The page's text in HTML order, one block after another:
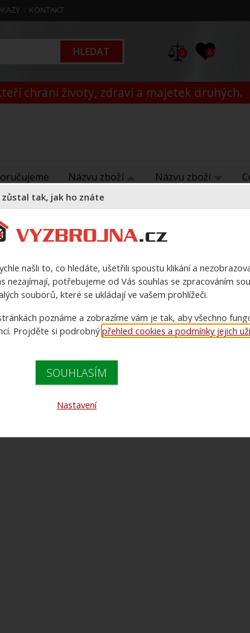
KONTAKT
0 0
chrání životy, zdraví a majetek druhých.
Názvu zboží Názvu zboží
0 Kč - 7 000 Kč
-- vše --
1
1
tak, jak ho znáte
našli to, co hledáte, ušetřili spoustu klikání a
nezajímají, potřebujeme od Vás souhlas se zpracováním
souborů, které se ukládají ve vašem prohlížeči.
poznáme a zobrazíme vám je tak, aby všechno
Projděte si podrobnýpřehled cookies a podmínky jejich
SOUHLASÍM
Nastavení